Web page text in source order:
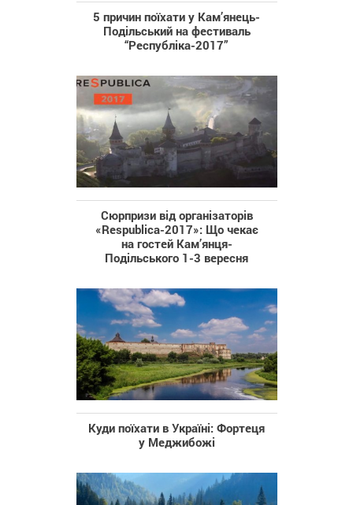
5 причин поїхати у Кам’янець-
Подільський на фестиваль
“Республіка-2017”
Cюрпризи від організаторів
«Respublica-2017»: Що чекає
на гостей Кам’янця-
Подільського 1-3 вересня
Куди поїхати в Україні: Фортеця
у Меджибожі